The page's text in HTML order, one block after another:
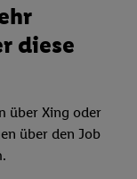
diese
über Xing oder
über den Job